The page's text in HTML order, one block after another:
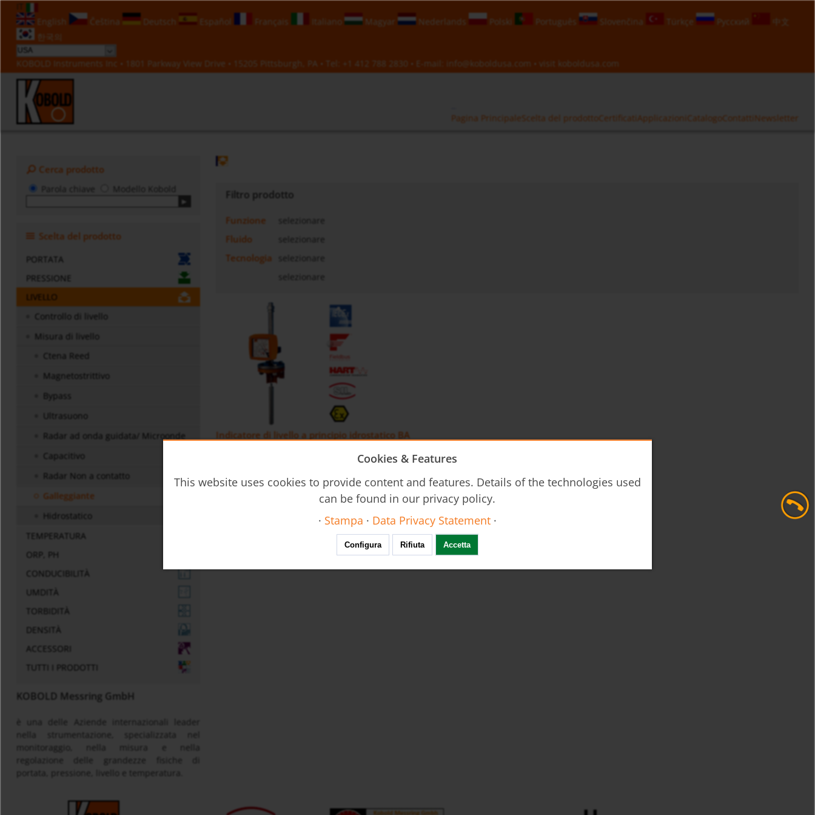
English
Čeština Deutsch Español Français Italiano Magyar Nederlands Polski Português Slovenčina Türkçe Русский
中文
한국의
KOBOLD Instruments Inc • 1801 Parkway View Drive • 15205 Pittsburgh, PA • Tel: +1 412 788 2830 • E-mail: info@koboldusa.com • visit koboldusa.com
Pagina PrincipaleScelta del prodottoCertificati Applicazioni CatalogoContatti Newsletter
Cerca prodotto
Modello Kobold
Scelta del prodotto
PORTATA
PRESSIONE
LIVELLO
Controllo di livello
Misura di livello
Ctena Reed
Magnetostrittivo
Bypass
Ultrasuono
Radar ad onda guidata/ Microonde
Capacitivo
Radar Non a contatto
Galleggiante
Hidrostatico
TEMPERATURA
ORP, PH
CONDUCIBILITÀ
UMDITÀ
TORBIDITÀ
DENSITÀ
ACCESSORI
TUTTI I PRODOTTI
KOBOLD Messring GmbH
è una delle Aziende internazionali leader
monitoraggio, nella misura e nella
regolazione delle grandezze fisiche di
portata, pressione, livello e temperatura.
Filtro prodotto
Funzione
Fluido
Tecnologia
Indicatore di livello a principio idrostatico BA
Cookies & Features
This website uses cookies to provide content and features. Details of the technologies used
can be found in our privacy policy.
· Stampa · Data Privacy Statement·
Configura Rifiuta Accetta